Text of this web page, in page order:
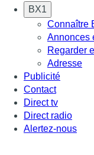
BX1
Connaître
Annonces
Regarder
Adresse
Publicité
Contact
Direct tv
Direct radio
Alertez-nous